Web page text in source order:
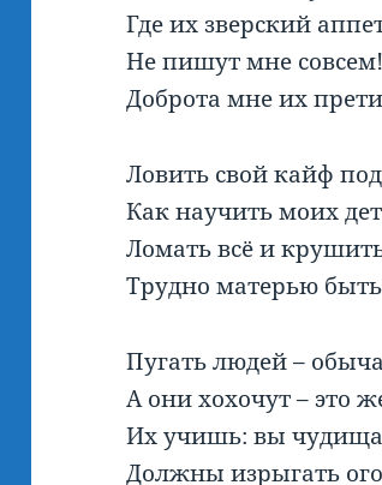
Где их зверский
Не пишут мне
Доброта мне их
Ловить свой кайф
Как научить моих
Ломать всё и
Трудно матерью
Пугать людей –
А они хохочут – это
Их учишь: вы
Должны изрыгать